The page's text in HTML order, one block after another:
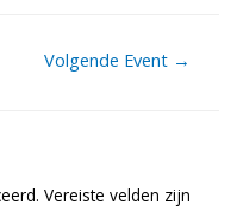
Volgende Event →
Vereiste velden zijn